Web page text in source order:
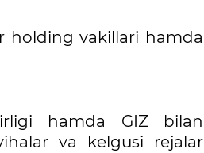
holding vakillari hamda
hamda GIZ bilan
va kelgusi rejalar